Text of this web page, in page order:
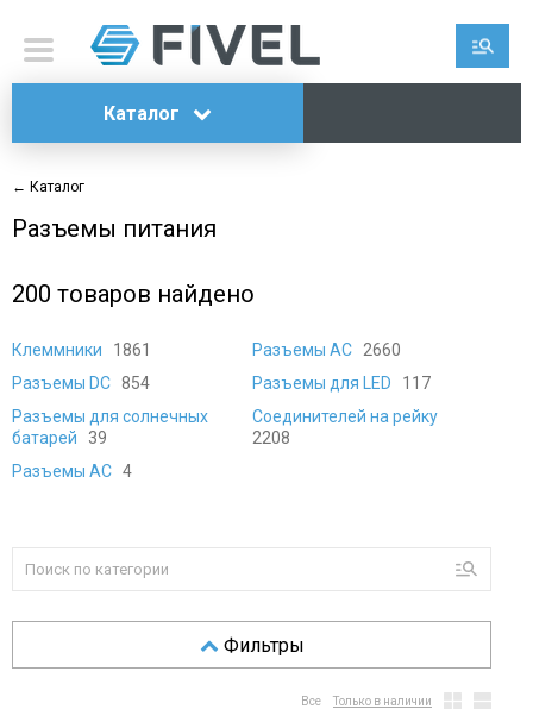
Каталог
← Каталог
Разъeмы питания
200 товаров найдено
Клеммники 1861 Разъeмы AC
2660
Разъeмы DC 854 Разъемы для LED
117
Разъемы для солнечных
батарей
39
Соединителей на рейку
2208
Разъeмы AC 4
Фильтры
Все Только в наличии